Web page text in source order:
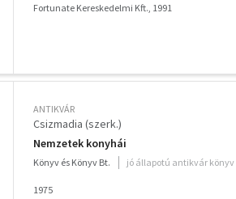
Fortunate Kereskedelmi Kft., 1991
ANTIKVÁR
Csizmadia (szerk.)
Nemzetek konyhái
Könyv és Könyv Bt. jó állapotú antikvár könyv
1975